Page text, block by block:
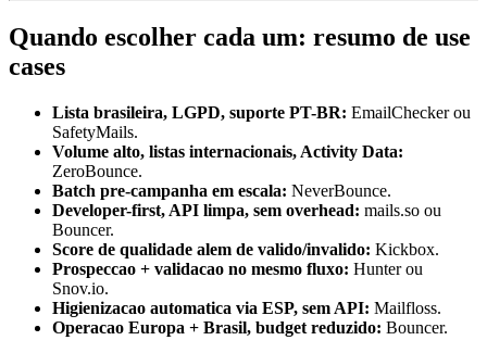
Quando escolher cada um: resumo de use
cases
Lista brasileira, LGPD, suporte PT-BR: EmailChecker ou
SafetyMails.
Volume alto, listas internacionais, Activity Data:
ZeroBounce.
Batch pre-campanha em escala: NeverBounce.
Developer-first, API limpa, sem overhead: mails.so ou
Bouncer.
Score de qualidade alem de valido/invalido: Kickbox.
Prospeccao + validacao no mesmo fluxo: Hunter ou
Snov.io.
Higienizacao automatica via ESP, sem API: Mailfloss.
Operacao Europa + Brasil, budget reduzido: Bouncer.